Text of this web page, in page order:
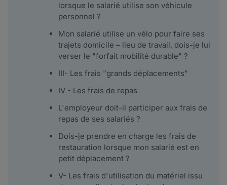
lorsque le salarié utilise son véhicule
personnel ?
Mon salarié utilise un vélo pour faire ses
trajets domicile – lieu de travail, dois-je lui
verser le "forfait mobilité durable" ?
III- Les frais "grands déplacements"
IV - Les frais de repas
L'employeur doit-il participer aux frais de
repas de ses salariés ?
Dois-je prendre en charge les frais de
restauration lorsque mon salarié est en
petit déplacement ?
V- Les frais d'utilisation du matériel issu